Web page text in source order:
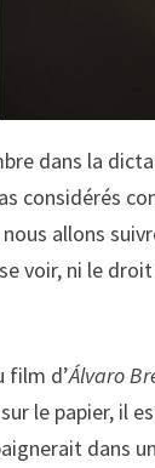
dans la
considérés
allons
voir, ni le
film d’Álvaro
le papier, il
dans